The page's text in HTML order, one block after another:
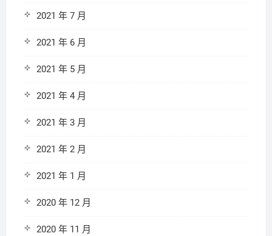
2021 年 7 月
2021 年 6 月
2021 年 5 月
2021 年 4 月
2021 年 3 月
2021 年 2 月
2021 年 1 月
2020 年 12 月
2020 年 11 月